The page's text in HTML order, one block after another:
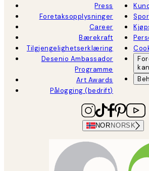
Press
Foretaksopplysninger
Career
Bærekraft
Tilgjengelighetserklæring
Desenio Ambassador
Programme
Art Awards
Pålogging (bedrift)
NOR NORSK